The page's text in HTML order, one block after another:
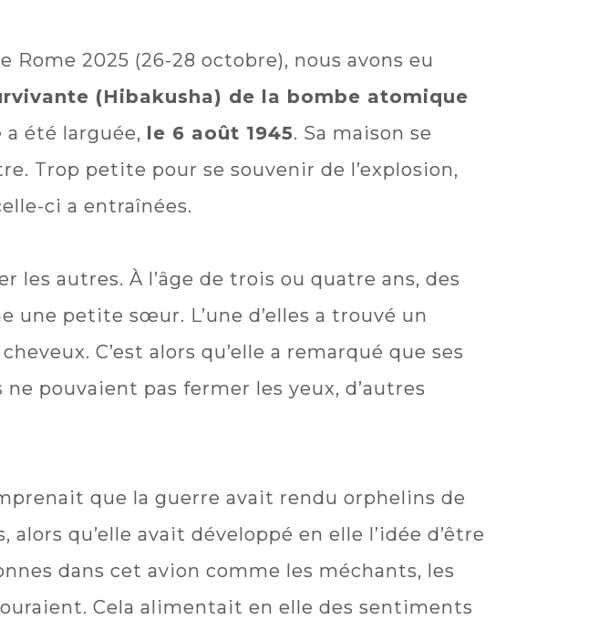
2025 (26-28 octobre), nous avons eu
(Hibakusha) de la bombe atomique
été larguée, le 6 août 1945. Sa maison se
Trop petite pour se souvenir de l’explosion,
ci a entraînées.
les autres. À l’âge de trois ou quatre ans, des
une petite sœur. L’une d’elles a trouvé un
C’est alors qu’elle a remarqué que ses
pouvaient pas fermer les yeux, d’autres
que la guerre avait rendu orphelins de
qu’elle avait développé en elle l’idée d’être
dans cet avion comme les méchants, les
Cela alimentait en elle des sentiments